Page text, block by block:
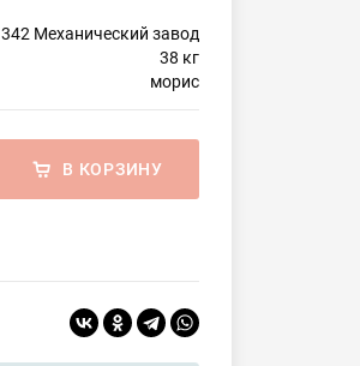
342 Механический завод
38 кг
морис
В КОРЗИНУ